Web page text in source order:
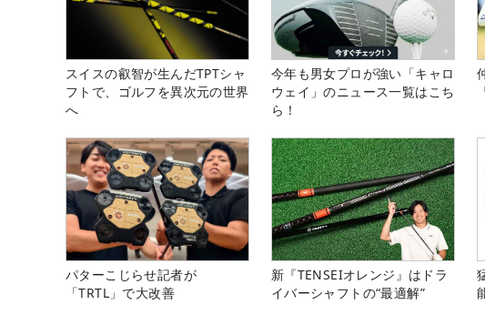
スイスの叡智が生んだTPTシャ
フトで、ゴルフを異次元の世界
へ
今年も男女プロが強い「キャロ
ウェイ」のニュース一覧はこち
ら！
パターこじらせ記者が
「TRTL」で大改善
新『TENSEIオレンジ』はドラ
イバーシャフトの“最適解”